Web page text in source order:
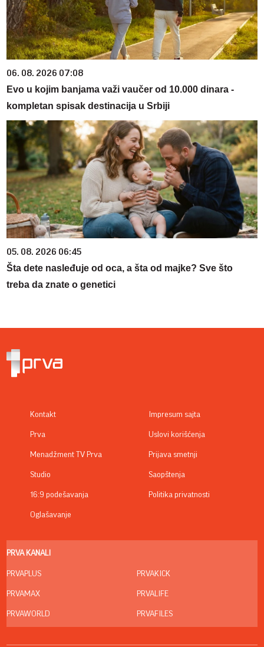
06. 08. 2026 07:08
Evo u kojim banjama važi vaučer od 10.000 dinara -
kompletan spisak destinacija u Srbiji
05. 08. 2026 06:45
Šta dete nasleđuje od oca, a šta od majke? Sve što
treba da znate o genetici
Kontakt
Prva
Menadžment TV Prva
Studio
16:9 podešavanja
Oglašavanje
Impresum sajta
Uslovi korišćenja
Prijava smetnji
Saopštenja
Politika privatnosti
PRVA KANALI
PRVAPLUS
PRVAMAX
PRVAWORLD
PRVAKICK
PRVALIFE
PRVAFILES